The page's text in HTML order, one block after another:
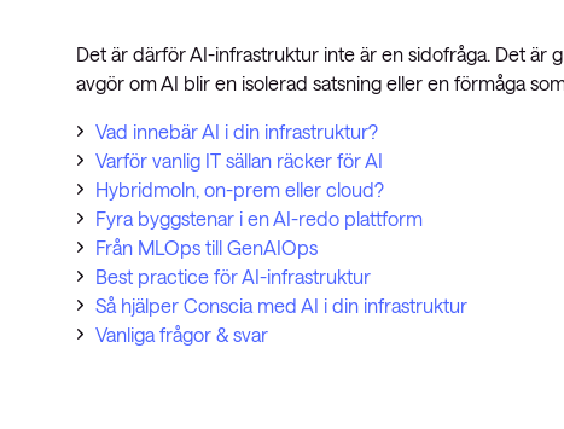
Det är därför AI-infrastruktur inte är en sidofråga. Det är
avgör om AI blir en isolerad satsning eller en förmåga
Vad innebär AI i din infrastruktur?
Varför vanlig IT sällan räcker för AI
Hybridmoln, on-prem eller cloud?
Fyra byggstenar i en AI-redo plattform
Från MLOps till GenAIOps
Best practice för AI-infrastruktur
Så hjälper Conscia med AI i din infrastruktur
Vanliga frågor & svar